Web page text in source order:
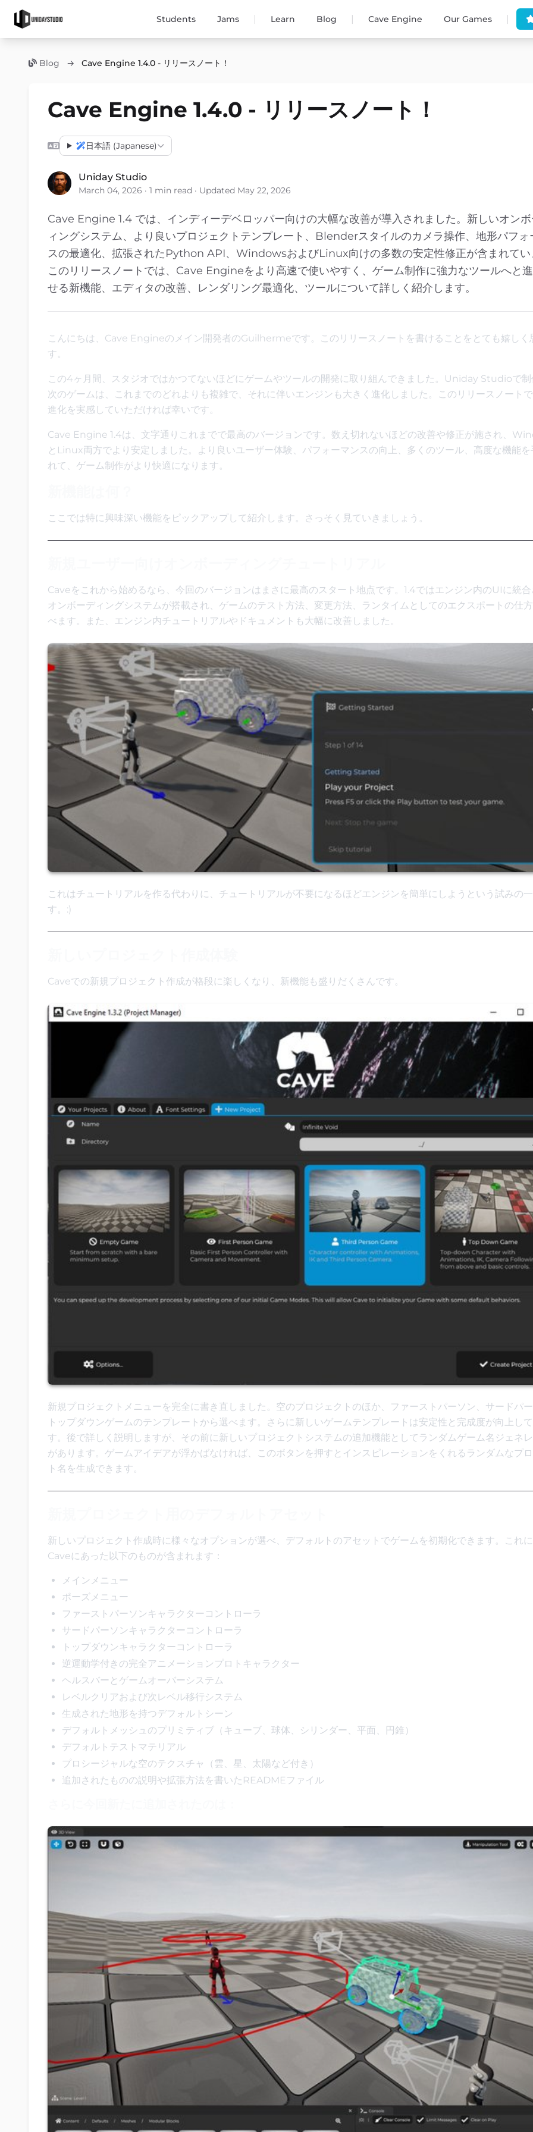
Students Jams | Learn Blog | Cave Engine Our Games |
Blog → Cave Engine 1.4.0 - リリースノート！
Cave Engine 1.4.0 - リリースノート！
日本語 (Japanese)
Uniday Studio
March 04, 2026 · 1 min read · Updated May 22, 2026
Cave Engine 1.4 では、インディーデベロッパー向けの大幅な改善が導入されました。新しいオン
ィングシステム、より良いプロジェクトテンプレート、Blenderスタイルのカメラ操作、地形パフォ
スの最適化、拡張されたPython API、WindowsおよびLinux向けの多数の安定性修正が含まれてい
このリリースノートでは、Cave Engineをより高速で使いやすく、ゲーム制作に強力なツールへと
せる新機能、エディタの改善、レンダリング最適化、ツールについて詳しく紹介します。
こんにちは、Cave Engineのメイン開発者のGuilhermeです。このリリースノートを書けることをとても嬉しく
す。
この4ヶ月間、スタジオではかつてないほどにゲームやツールの開発に取り組んできました。Uniday Studioで
次のゲームは、これまでのどれよりも複雑で、それに伴いエンジンも大きく進化しました。このリリースノート
進化を実感していただければ幸いです。
Cave Engine 1.4は、文字通りこれまでで最高のバージョンです。数え切れないほどの改善や修正が施され、
とLinux両方でより安定しました。より良いユーザー体験、パフォーマンスの向上、多くのツール、高度な機能を
れて、ゲーム制作がより快適になります。
ここでは特に興味深い機能をピックアップして紹介します。さっそく見ていきましょう。
Caveをこれから始めるなら、今回のバージョンはまさに最高のスタート地点です。1.4ではエンジン内のUIに統
オンボーディングシステムが搭載され、ゲームのテスト方法、変更方法、ランタイムとしてのエクスポートの仕
べます。また、エンジン内チュートリアルやドキュメントも大幅に改善しました。
これはチュートリアルを作る代わりに、チュートリアルが不要になるほどエンジンを簡単にしようという試みの
す。:)
Caveでの新規プロジェクト作成が格段に楽しくなり、新機能も盛りだくさんです。
新規プロジェクトメニューを完全に書き直しました。空のプロジェクトのほか、ファーストパーソン、サードパ
トップダウンゲームのテンプレートから選べます。さらに新しいゲームテンプレートは安定性と完成度が向上し
す。後で詳しく説明しますが、その前に新しいプロジェクトシステムの追加機能としてランダムゲーム名ジェネ
があります。ゲームアイデアが浮かばなければ、このボタンを押すとインスピレーションをくれるランダムなプ
ト名を生成できます。
新しいプロジェクト作成時に様々なオプションが選べ、デフォルトのアセットでゲームを初期化できます。これ
Caveにあった以下のものが含まれます：
メインメニュー
ポーズメニュー
ファーストパーソンキャラクターコントローラ
サードパーソンキャラクターコントローラ
トップダウンキャラクターコントローラ
逆運動学付きの完全アニメーションプロトキャラクター
ヘルスバーとゲームオーバーシステム
レベルクリアおよび次レベル移行システム
生成された地形を持つデフォルトシーン
デフォルトメッシュのプリミティブ（キューブ、球体、シリンダー、平面、円錐）
デフォルトテストマテリアル
プロシージャルな空のテクスチャ（雲、星、太陽など付き）
追加されたものの説明や拡張方法を書いたREADMEファイル